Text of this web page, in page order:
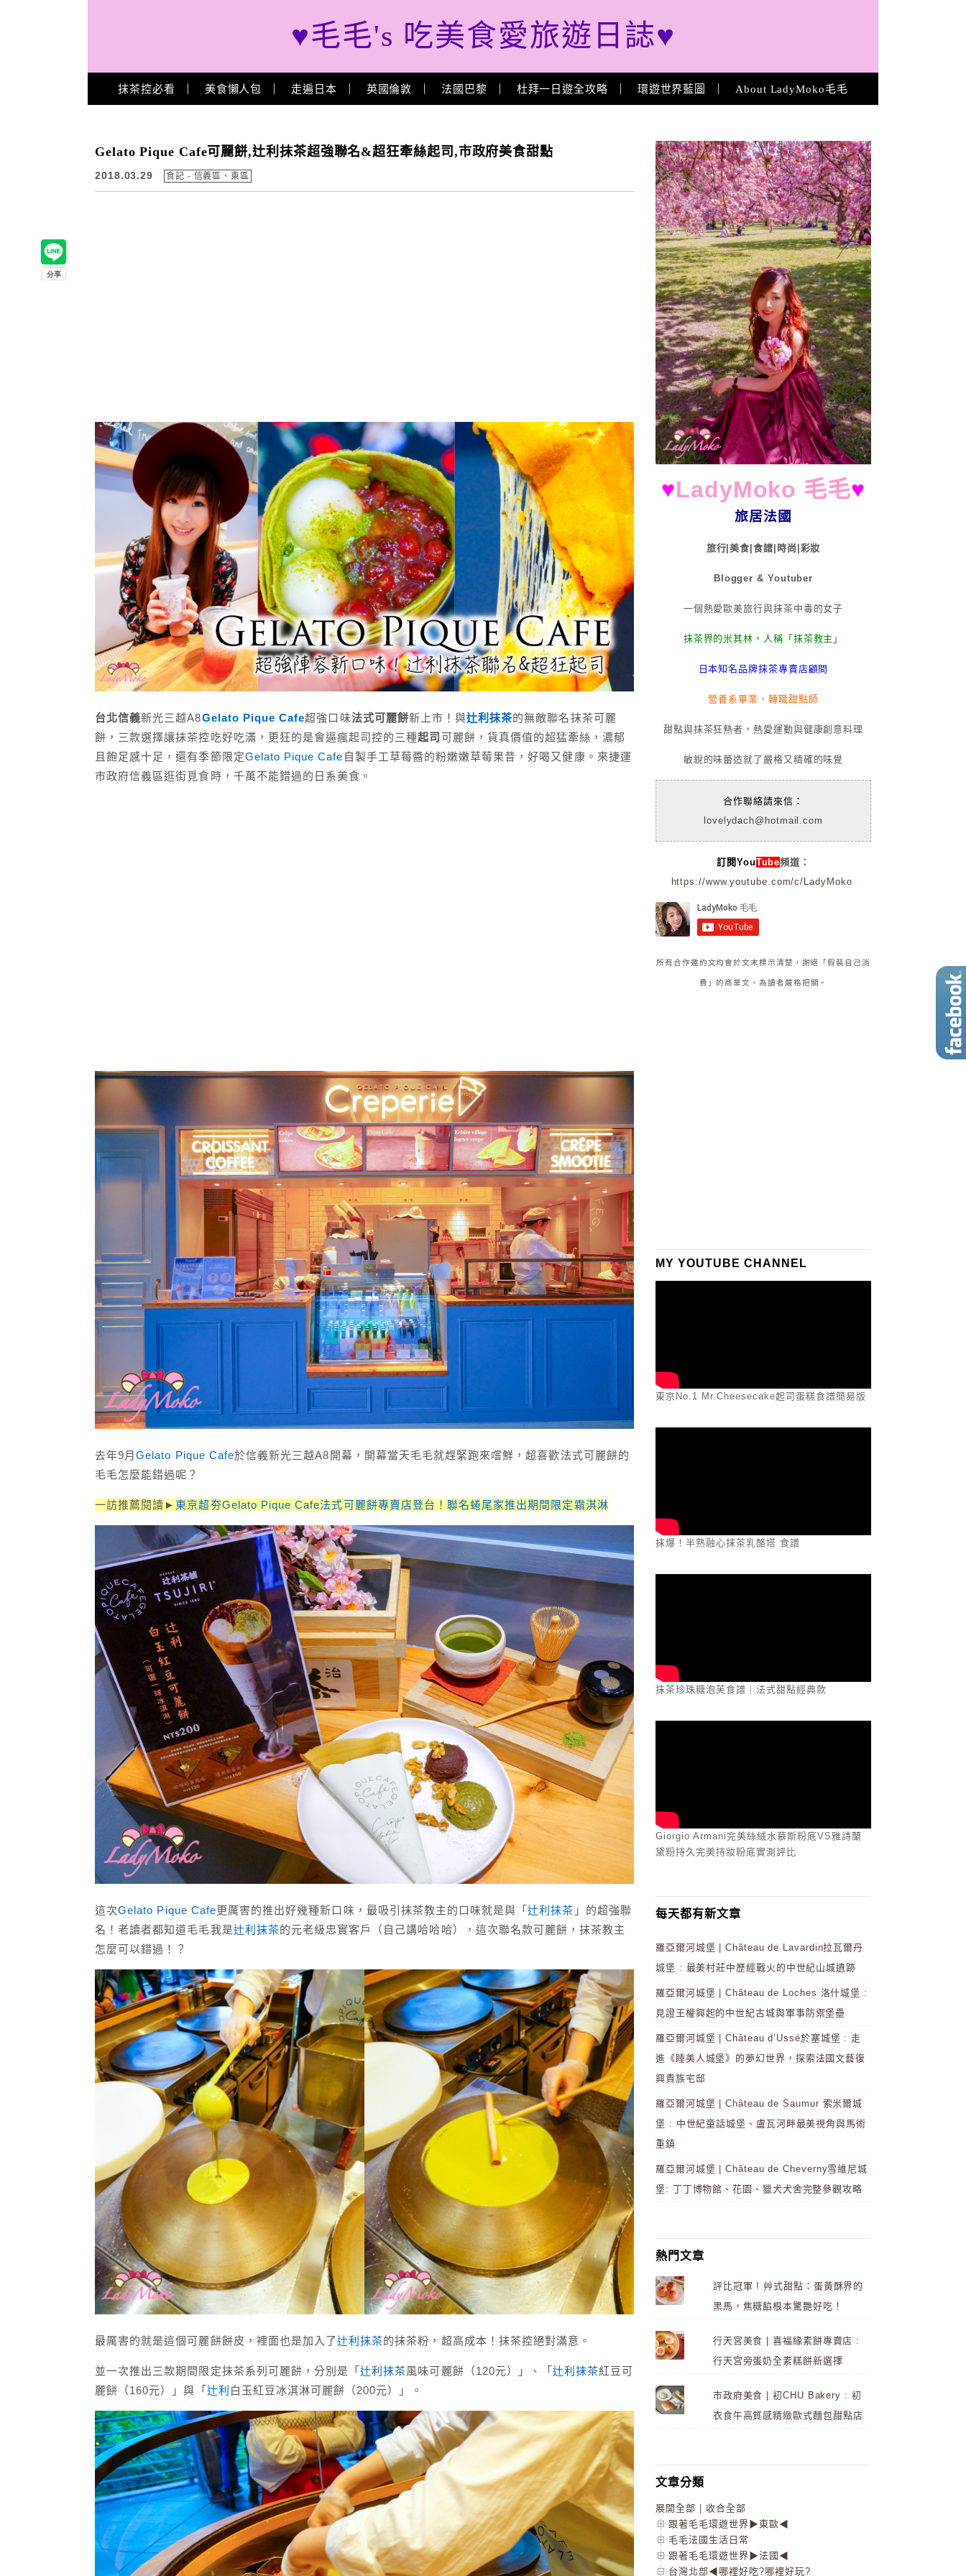
♥毛毛's 吃美食愛旅遊日誌♥
Main Menu
抹茶控必看 美食懶人包 走遍日本 英國倫敦 法國巴黎 杜拜一日遊全攻略 環遊世界藍圖 About LadyMoko毛毛
Gelato Pique Cafe可麗餅,辻利抹茶超強聯名&超狂牽絲起司,市政府美食甜點
2018.03.29 食記 - 信義區、東區
台北信義新光三越A8Gelato Pique Cafe超強口味法式可麗餅新上市！與辻利抹茶的無敵聯名抹茶可麗
餅，三款選擇讓抹茶控吃好吃滿，更狂的是會逼瘋起司控的三種起司 可麗餅，貨真價值的超猛牽絲，濃郁
且飽足感十足，還有季節限定Gelato Pique Cafe 自製手工草莓醬的粉嫩嫩草莓果昔，好喝又健康。來捷運
市政府信義區逛街覓食時，千萬不能錯過的日系美食。
去年9月Gelato Pique Cafe於信義新光三越A8開幕，開幕當天毛毛就趕緊跑來嚐鮮，超喜歡法式可麗餅的
毛毛怎麼能錯過呢？
一訪推薦閱讀► 東京超夯Gelato Pique Cafe法式可麗餅專賣店登台！聯名蜷尾家推出期間限定霜淇淋
這次Gelato Pique Cafe更厲害的推出好幾種新口味，最吸引抹茶教主的口味就是與「辻利抹茶 」的超強聯
名！老讀者都知道毛毛我是辻利抹茶的元老級忠實客戶（自己講哈哈哈），這次聯名款可麗餅，抹茶教主
怎麼可以錯過！？
最厲害的就是這個可麗餅餅皮，裡面也是加入了辻利抹茶的抹茶粉，超高成本！抹茶控絕對滿意。
並一次推出三款期間限定抹茶系列可麗餅，分別是「辻利抹茶風味可麗餅（120元）」、「辻利抹茶紅豆可
麗餅（160元）」與「 辻利 白玉紅豆冰淇淋可麗餅（200元）」。
About
♥LadyMoko 毛毛♥
旅居法國
旅行|美食|食譜|時尚|彩妝
Blogger & Youtuber
一個熱愛歐美旅行與抹茶中毒的女子
抹茶界的米其林，人稱「抹茶教主」
日本知名品牌抹茶專賣店顧問
營養系畢業，轉職甜點師
甜點與抹茶狂熱者，熱愛運動與健康創意料理
敏銳的味蕾造就了嚴格又精確的味覺
合作聯絡請來信：
lovelydach@hotmail.com
訂閱YouTube頻道：
https://www.youtube.com/c/LadyMoko
所有合作邀約文均會於文末標示清楚，謝絕「假裝自己消
費」的商業文，為讀者嚴格把關。
MY YOUTUBE CHANNEL
東京No.1 Mr.Cheesecake起司蛋糕食譜簡易版
抹爆！半熟融心抹茶乳酪塔 食譜
抹茶珍珠糖泡芙食譜｜法式甜點經典款
Giorgio Armani完美絲絨水慕斯粉底VS雅詩蘭
黛粉持久完美持妝粉底實測評比
每天都有新文章
羅亞爾河城堡 | Château de Lavardin拉瓦爾丹
城堡 : 最美村莊中歷經戰火的中世紀山城遺跡
羅亞爾河城堡 | Château de Loches 洛什城堡 :
見證王權興起的中世紀古城與軍事防禦堡壘
羅亞爾河城堡 | Château d’Ussé於塞城堡 : 走
進《睡美人城堡》的夢幻世界，探索法國文藝復
興貴族宅邸
羅亞爾河城堡 | Château de Saumur 索米爾城
堡 : 中世紀童話城堡、盧瓦河畔最美視角與馬術
重鎮
羅亞爾河城堡 | Château de Cheverny雪維尼城
堡: 丁丁博物館、花園、獵犬犬舍完整參觀攻略
熱門文章
評比冠軍 ! 艸式甜點：蛋黃酥界的
黑馬，焦糖餡根本驚艷好吃！
行天宮美食 | 喜福緣素餅專賣店 :
行天宮旁蛋奶全素糕餅新選擇
市政府美食 | 初CHU Bakery : 初
衣食午高質感精緻歐式麵包甜點店
文章分類
展開全部
收合全部
跟著毛毛環遊世界▶東歐◀
毛毛法國生活日常
跟著毛毛環遊世界▶法國◀
台灣北部◀哪裡好吃?哪裡好玩?